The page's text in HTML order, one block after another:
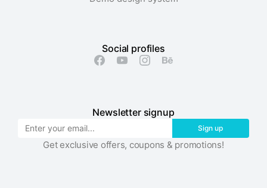
Social profiles
Newsletter signup
Sign up
Get exclusive offers, coupons & promotions!